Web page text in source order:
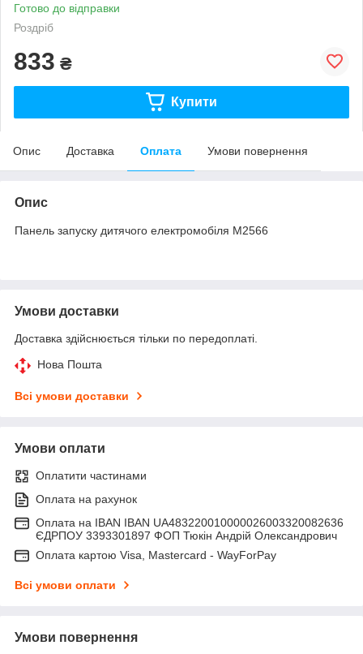
Готово до відправки
Роздріб
833 ₴
Купити
Опис Доставка Оплата Умови повернення
Опис
Панель запуску дитячого електромобіля М2566
Умови доставки
Доставка здійснюється тільки по передоплаті.
Нова Пошта
Всі умови доставки
Умови оплати
Оплатити частинами
Оплата на рахунок
Оплата на IBAN IBAN UA483220010000026003320082636
ЄДРПОУ 3393301897 ФОП Тюкін Андрій Олександрович
Оплата картою Visa, Mastercard - WayForPay
Всі умови оплати
Умови повернення